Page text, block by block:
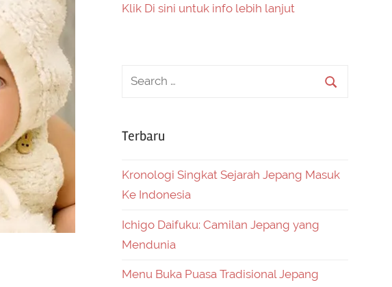
Klik Di sini untuk info lebih lanjut
Terbaru
Kronologi Singkat Sejarah Jepang Masuk
Ke Indonesia
Ichigo Daifuku: Camilan Jepang yang
Mendunia
Menu Buka Puasa Tradisional Jepang